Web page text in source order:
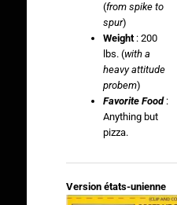
(from spike to
spur)
Weight: 200
lbs. (with a
heavy attitude
probem)
Favorite Food:
Anything but
pizza.
Version états-unienne